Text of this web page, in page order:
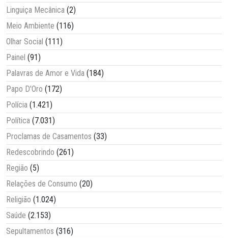
Linguiça Mecânica (2)
Meio Ambiente (116)
Olhar Social (111)
Painel (91)
Palavras de Amor e Vida (184)
Papo D'Oro (172)
Polícia (1.421)
Política (7.031)
Proclamas de Casamentos (33)
Redescobrindo (261)
Região (5)
Relações de Consumo (20)
Religião (1.024)
Saúde (2.153)
Sepultamentos (316)